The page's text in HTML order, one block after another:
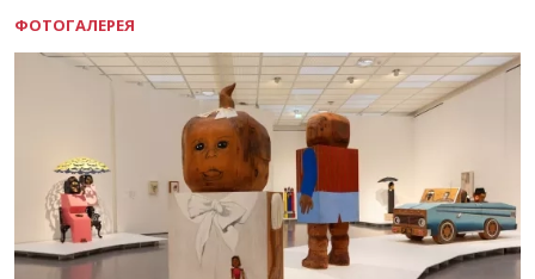
ФОТОГАЛЕРЕЯ